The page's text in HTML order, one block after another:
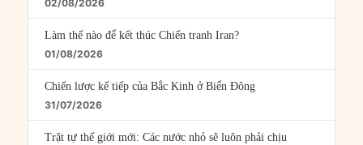
02/08/2026
Làm thế nào để kết thúc Chiến tranh Iran?
01/08/2026
Chiến lược kế tiếp của Bắc Kinh ở Biển Đông
31/07/2026
Trật tự thế giới mới: Các nước nhỏ sẽ luôn phải chịu